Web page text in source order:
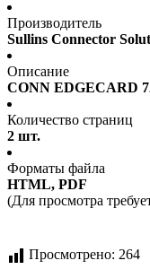
Производитель
Sullins Connector
Описание
CONN EDGECARD
Количество страниц
2 шт.
Форматы файла
HTML, PDF
(Для просмотра
Просмотрено: 264